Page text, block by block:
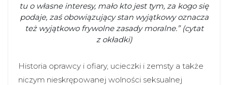
tu o własne interesy, mało kto jest tym, za kogo się
podaje, zaś obowiązujący stan wyjątkowy oznacza
też wyjątkowo frywolne zasady moralne.” (cytat
z okładki)
Historia oprawcy i ofiary, ucieczki i zemsty a także
niczym nieskrępowanej wolności seksualnej